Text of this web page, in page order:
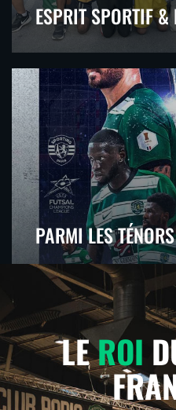
ESPRIT SPORTIF
PARMI LES
LEROI